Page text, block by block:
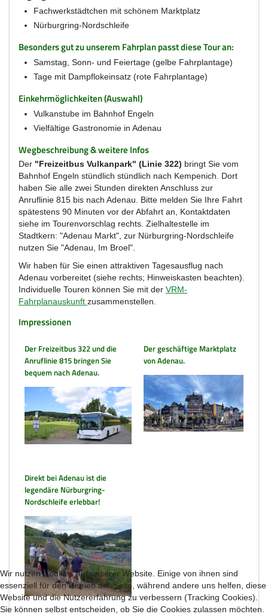
Fachwerkstädtchen mit schönem Marktplatz
Nürburgring-Nordschleife
Besonders gut zu unserem Fahrplan passt diese Tour an:
Samstag, Sonn- und Feiertage (gelbe Fahrplantage)
Tage mit Dampflokeinsatz (rote Fahrplantage)
Einkehrmöglichkeiten (Auswahl)
Vulkanstube im Bahnhof Engeln
Vielfältige Gastronomie in Adenau
Wegbeschreibung & weitere Infos
Der "Freizeitbus Vulkanpark" (Linie 322) bringt Sie vom
Bahnhof Engeln stündlich stündlich nach Kempenich. Dort
haben Sie alle zwei Stunden direkten Anschluss zur
Anruflinie 815 bis nach Adenau. Bitte melden Sie Ihre Fahrt
spätestens 90 Minuten vor der Abfahrt an, Kontaktdaten
siehe im Tourenvorschlag rechts. Zielhaltestelle im
Stadtkern: "Adenau Markt", zur Nürburgring-Nordschleife
nutzen Sie "Adenau, Im Broel".
Wir haben für Sie einen attraktiven Tagesausflug nach
Adenau vorbereitet (siehe rechts; Hinweiskasten beachten).
Individuelle Touren können Sie mit der VRM-
Fahrplanauskunft zusammenstellen.
Impressionen
Der Freizeitbus 322 und die
Anruflinie 815 bringen Sie
bequem nach Adenau.
Der geschäftige Marktplatz
von Adenau.
Direkt bei Adenau ist die
legendäre Nürburgring-
Nordschleife erlebbar!
Wir nutzen Cookies auf unserer Website. Einige von ihnen sind
essenziell für den Betrieb der Seite, während andere uns helfen, diese
Website und die Nutzererfahrung zu verbessern (Tracking Cookies).
Sie können selbst entscheiden, ob Sie die Cookies zulassen möchten.